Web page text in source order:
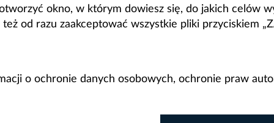
otworzyć okno, w którym dowiesz się, do jakich celów
od razu zaakceptować wszystkie pliki przyciskiem
o ochronie danych osobowych, ochronie praw